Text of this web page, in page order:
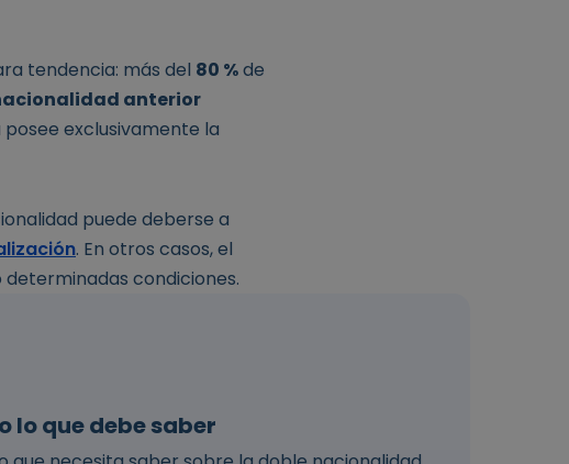
tendencia: más del 80 %de
anterior
exclusivamente la
puede deberse a
. En otros casos, el
condiciones.
lo que debe saber